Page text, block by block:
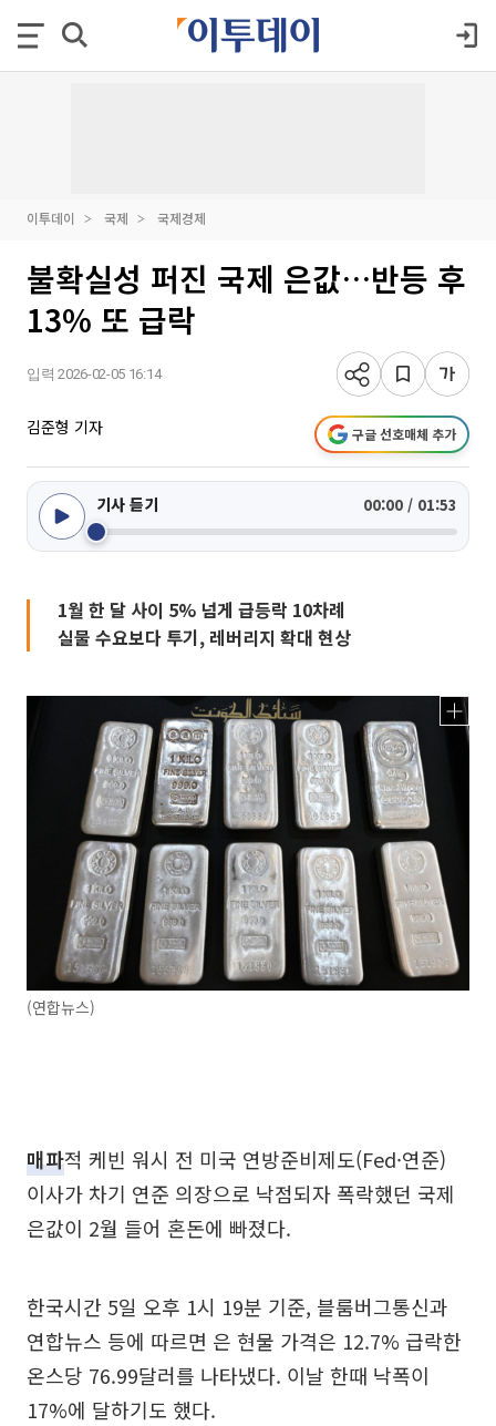
이투데이 국제 국제경제
불확실성 퍼진 국제 은값…반등 후
13% 또 급락
입력 2026-02-05 16:14
김준형 기자 구글 선호매체 추가
기사 듣기 00:00 / 01:53
1월 한 달 사이 5% 넘게 급등락 10차례
실물 수요보다 투기, 레버리지 확대 현상
(연합뉴스)
매파적 케빈 워시 전 미국 연방준비제도(Fed·연준)
이사가 차기 연준 의장으로 낙점되자 폭락했던 국제
은값이 2월 들어 혼돈에 빠졌다.
한국시간 5일 오후 1시 19분 기준, 블룸버그통신과
연합뉴스 등에 따르면 은 현물 가격은 12.7% 급락한
온스당 76.99달러를 나타냈다. 이날 한때 낙폭이
17%에 달하기도 했다.